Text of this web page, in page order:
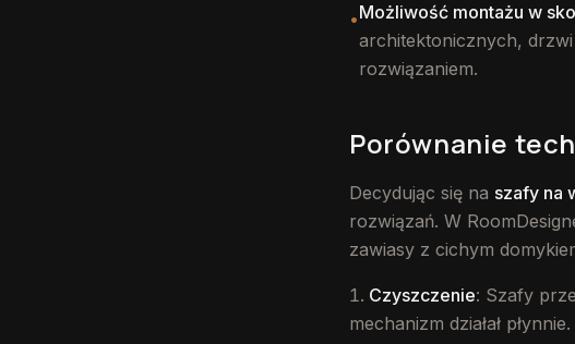
•Możliwość montażu w
architektonicznych,
rozwiązaniem.
Porównanie
Decydując się na szafy na
rozwiązań. W
zawiasy z cichym
Czyszczenie: Szafy
mechanizm działał